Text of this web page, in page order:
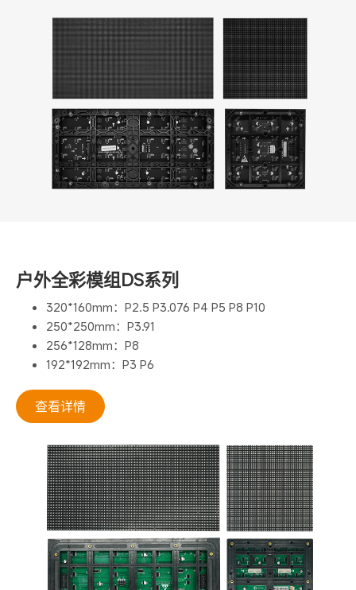
户外全彩模组DS系列
320*160mm：P2.5 P3.076 P4 P5 P8 P10
250*250mm：P3.91
256*128mm：P8
192*192mm：P3 P6
查看详情